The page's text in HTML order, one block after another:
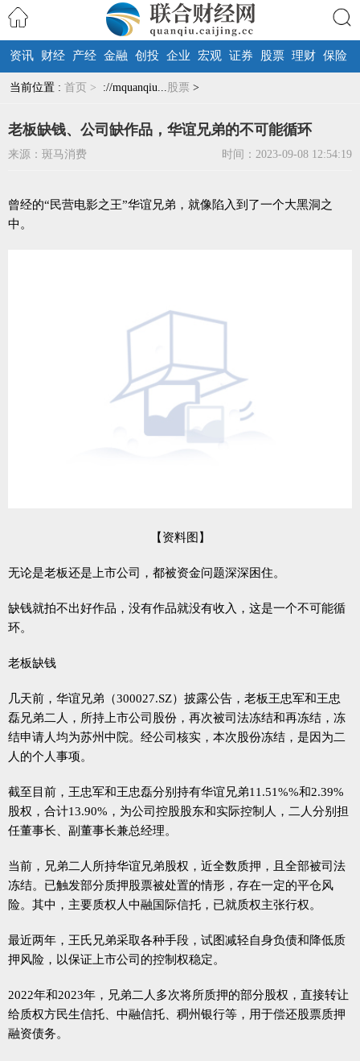
搜索
资讯 财经 产经 金融 创投 企业 宏观 证券 股票 理财 保险
当前位置 : 首页 > ://mquanqiu...股票 >
老板缺钱、公司缺作品，华谊兄弟的不可能循环
来源：斑马消费 时间：2023-09-08 12:54:19
曾经的“民营电影之王”华谊兄弟，就像陷入到了一个大黑洞之
中。
【资料图】
无论是老板还是上市公司，都被资金问题深深困住。
缺钱就拍不出好作品，没有作品就没有收入，这是一个不可能循
环。
老板缺钱
几天前，华谊兄弟（300027.SZ）披露公告，老板王忠军和王忠
磊兄弟二人，所持上市公司股份，再次被司法冻结和再冻结，冻
结申请人均为苏州中院。经公司核实，本次股份冻结，是因为二
人的个人事项。
截至目前，王忠军和王忠磊分别持有华谊兄弟11.51%%和2.39%
股权，合计13.90%，为公司控股股东和实际控制人，二人分别担
任董事长、副董事长兼总经理。
当前，兄弟二人所持华谊兄弟股权，近全数质押，且全部被司法
冻结。已触发部分质押股票被处置的情形，存在一定的平仓风
险。其中，主要质权人中融国际信托，已就质权主张行权。
最近两年，王氏兄弟采取各种手段，试图减轻自身负债和降低质
押风险，以保证上市公司的控制权稳定。
2022年和2023年，兄弟二人多次将所质押的部分股权，直接转让
给质权方民生信托、中融信托、稠州银行等，用于偿还股票质押
融资债务。